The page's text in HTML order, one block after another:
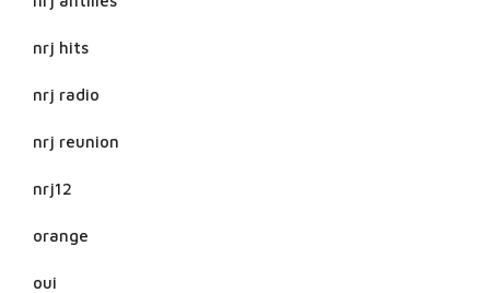
nrj hits
nrj radio
nrj reunion
nrj12
orange
oui